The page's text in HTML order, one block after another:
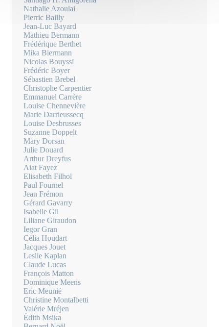
Nathalie Azoulai
Pierric Bailly
Jean-Luc Bayard
Mathieu Bermann
Frédérique Berthet
Mika Biermann
Nicolas Bouyssi
Frédéric Boyer
Sébastien Brebel
Christophe Carpentier
Emmanuel Carrère
Louise Chennevière
Marie Darrieussecq
Louise Desbrusses
Suzanne Doppelt
Mary Dorsan
Julie Douard
Arthur Dreyfus
Aiat Fayez
Elisabeth Filhol
Paul Fournel
Jean Frémon
Gérard Gavarry
Isabelle Gil
Liliane Giraudon
Iegor Gran
Célia Houdart
Jacques Jouet
Leslie Kaplan
Claude Lucas
François Matton
Dominique Meens
Eric Meunié
Christine Montalbetti
Valérie Mréjen
Édith Msika